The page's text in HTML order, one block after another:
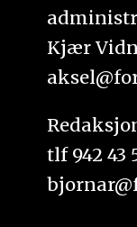
Kjær
tlf 942 43